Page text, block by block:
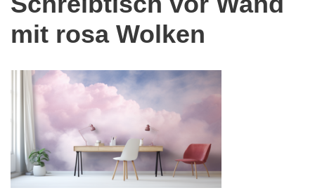
mit rosa Wolken